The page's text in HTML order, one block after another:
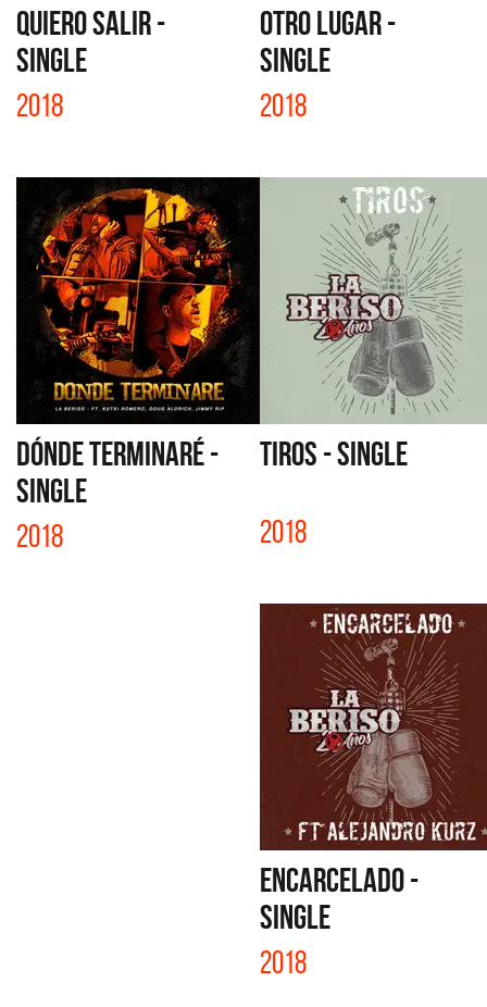
QUIERO SALIR -
SINGLE
2018
OTRO LUGAR -
SINGLE
2018
DÓNDE TERMINARÉ -
SINGLE
2018
TIROS - SINGLE
2018
ENCARCELADO -
SINGLE
2018